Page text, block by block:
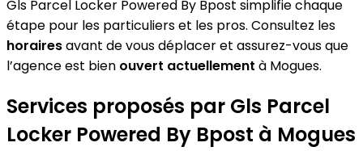
Gls Parcel Locker Powered By Bpost simplifie chaque
étape pour les particuliers et les pros. Consultez les
horairesavant de vous déplacer et assurez-vous que
l’agence est bien ouvert actuellement à Mogues.
Services proposés par Gls Parcel
Locker Powered By Bpost à Mogues